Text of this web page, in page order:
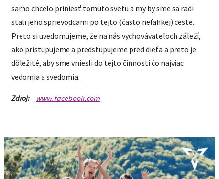
samo chcelo priniesť tomuto svetu a my by sme sa radi
stali jeho sprievodcami po tejto (často neľahkej) ceste.
Preto si uvedomujeme, že na nás vychovávateľoch záleží,
ako pristupujeme a predstupujeme pred dieťa a preto je
dôležité, aby sme vniesli do tejto činnosti čo najviac
vedomia a svedomia.
Zdroj: www.facebook.com